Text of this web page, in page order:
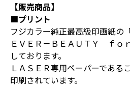
【販売商品】
■プリント
フジカラー純正最高級印画紙の
ＥＶＥＲ－ＢＥＡＵＴＹ ｆｏ
しております。
ＬＡＳＥＲ専用ペーパーである
印刷されています。